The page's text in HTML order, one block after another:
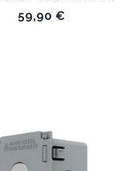
59,90 €